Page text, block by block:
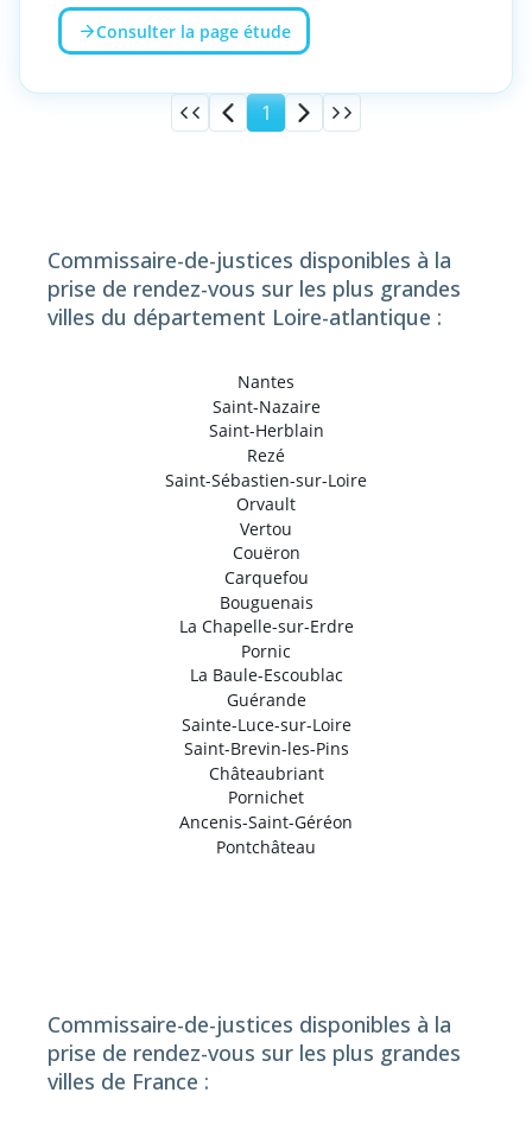
Consulter la page étude
1
Commissaire-de-justices disponibles à la
prise de rendez-vous sur les plus grandes
villes du département Loire-atlantique :
Nantes
Saint-Nazaire
Saint-Herblain
Rezé
Saint-Sébastien-sur-Loire
Orvault
Vertou
Couëron
Carquefou
Bouguenais
La Chapelle-sur-Erdre
Pornic
La Baule-Escoublac
Guérande
Sainte-Luce-sur-Loire
Saint-Brevin-les-Pins
Châteaubriant
Pornichet
Ancenis-Saint-Géréon
Pontchâteau
Commissaire-de-justices disponibles à la
prise de rendez-vous sur les plus grandes
villes de France :